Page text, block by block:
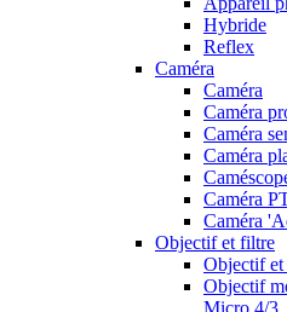
Hybride
Reflex
Caméra
Caméra
Caméra
Caméra
Caméra
Caméra
Caméra
Objectif et filtre
Objectif
Objectif
Micro 4/3